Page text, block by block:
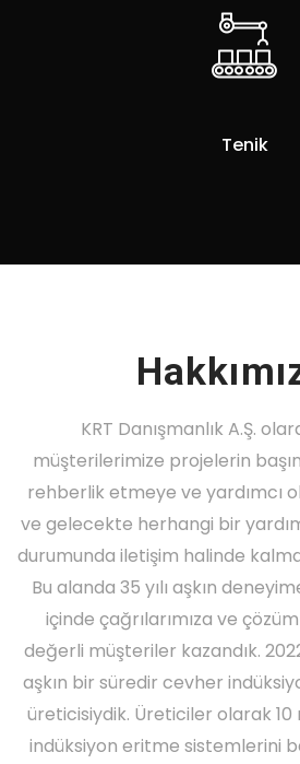
Tenik
KRT Danışmanlık A.Ş.
müşterilerimize projelerin
rehberlik etmeye ve yardımcı
ve gelecekte herhangi bir
durumunda iletişim halinde
Bu alanda 35 yılı aşkın
içinde çağrılarımıza ve
değerli müşteriler kazandık. 2022
aşkın bir süredir cevher
üreticisiydik. Üreticiler olarak
indüksiyon eritme sistemlerini